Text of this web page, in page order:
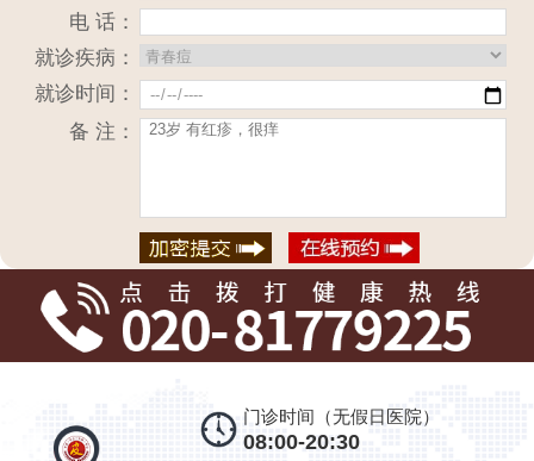
电 话：
就诊疾病：
就诊时间：
备 注：
门诊时间（无假日医院）
08:00-20:30